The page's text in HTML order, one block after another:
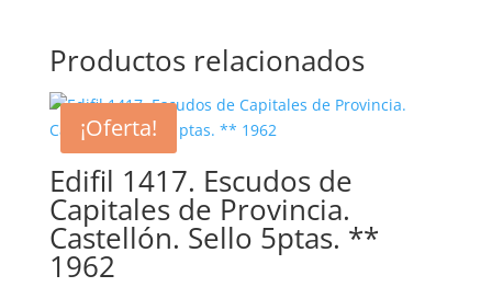
Productos relacionados
¡Oferta!
Edifil 1417. Escudos de
Capitales de Provincia.
Castellón. Sello 5ptas. **
1962